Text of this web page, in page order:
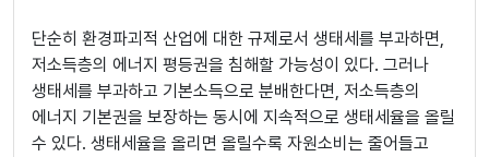
단순히 환경파괴적 산업에 대한 규제로서 생태세를 부과하면,
저소득층의 에너지 평등권을 침해할 가능성이 있다. 그러나
생태세를 부과하고 기본소득으로 분배한다면, 저소득층의
에너지 기본권을 보장하는 동시에 지속적으로 생태세율을 올릴
수 있다. 생태세율을 올리면 올릴수록 자원소비는 줄어들고